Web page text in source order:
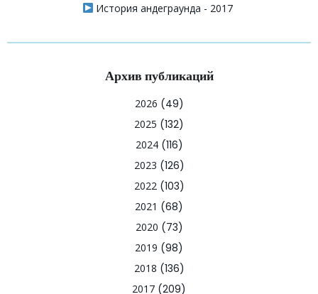
История андеграунда - 2017
Архив публикаций
2026 (49)
2025 (132)
2024(116)
2023 (126)
2022(103)
2021 (68)
2020 (73)
2019 (98)
2018 (136)
2017 (209)